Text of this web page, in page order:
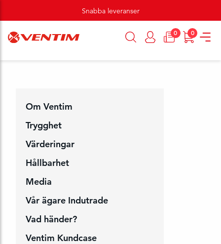
Snabba leveranser
0 0
Om Ventim
Trygghet
Värderingar
Hållbarhet
Media
Vår ägare Indutrade
Vad händer?
Ventim Kundcase